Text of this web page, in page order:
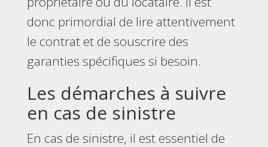
donc primordial de lire attentivement
le contrat et de souscrire des
garanties spécifiques si besoin.
Les démarches à suivre
en cas de sinistre
En cas de sinistre, il est essentiel de